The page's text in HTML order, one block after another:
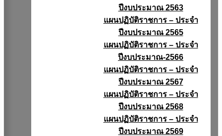
ปีงบประมาณ 2563
แผนปฏิบัติราชการ – ประจำ
ปีงบประมาณ 2565
แผนปฏิบัติราชการ – ประจำ
ปีงบประมาณ-2566
แผนปฏิบัติราชการ – ประจำ
ปีงบประมาณ 2567
แผนปฏิบัติราชการ – ประจำ
ปีงบประมาณ 2568
แผนปฏิบัติราชการ – ประจำ
ปีงบประมาณ 2569